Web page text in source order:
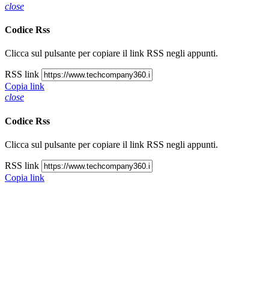
close
Codice Rss
Clicca sul pulsante per copiare il link RSS negli appunti.
RSS link
Copia link
close
Codice Rss
Clicca sul pulsante per copiare il link RSS negli appunti.
RSS link
Copia link